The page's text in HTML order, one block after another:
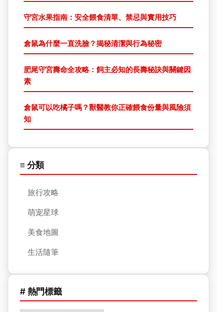
守宮水果指南：安全餵食清單、禁忌與實用技巧
倉鼠為什麼一直洗臉？揭秘清潔與行為秘密
肥尾守宮壽命全攻略：飼主必知的長壽秘訣與關鍵因
素
倉鼠可以吃橘子嗎？獸醫教你正確餵食份量與風險須
知
≡ 分類
旅行攻略
萌宠星球
美食地圖
生活隨筆
# 熱門標籤